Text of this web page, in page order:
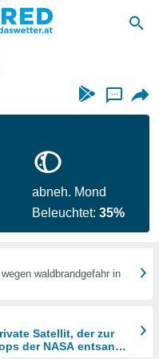
...
abneh. Mond
Beleuchtet:35%
waldbrandgefahr in
Satellit, der zur
der NASA entsandt